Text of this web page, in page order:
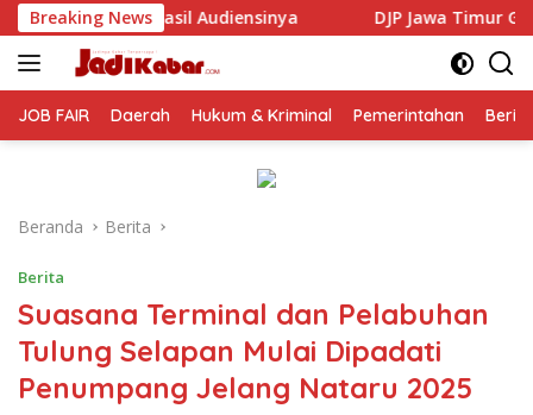
Langsung
ke
konten
Breaking NewsDJP Jawa Timur Gandeng GP Ansor
JOB FAIR Daerah Hukum & Kriminal Pemerintahan
Beranda Berita
Berita
Suasana Terminal dan Pelabuhan
Tulung Selapan Mulai Dipadati
Penumpang Jelang Nataru 2025